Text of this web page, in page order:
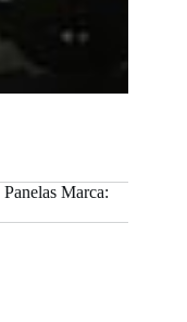
Panelas Marca: